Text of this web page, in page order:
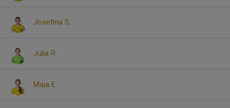
Josefina S.
Julia R.
Maja E.